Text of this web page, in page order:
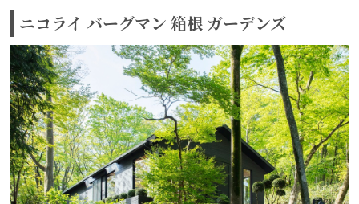
ニコライ バーグマン 箱根 ガーデンズ